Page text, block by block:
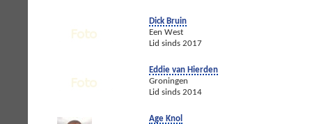
Dick Bruin
Een West
Lid sinds 2017
Eddie van Hierden
Groningen
Lid sinds 2014
Age Knol